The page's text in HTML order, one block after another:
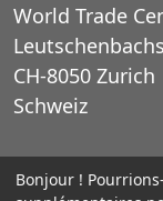
World Trade
CH-8050 Zurich
Schweiz
E-Mail:
Bonjour !